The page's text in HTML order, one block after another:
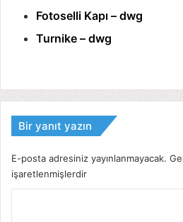
Fotoselli Kapı – dwg
Turnike – dwg
Bir yanıt yazın
E-posta adresiniz yayınlanmayacak.
işaretlenmişlerdir